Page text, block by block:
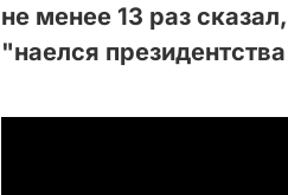
не менее 13 раз
"наелся